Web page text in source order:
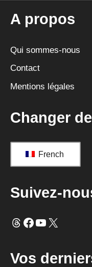
A propos
Qui sommes-nous
Contact
Mentions légales
Changer
French
Suivez-
FilsFacebook
YouTube
X
Vos